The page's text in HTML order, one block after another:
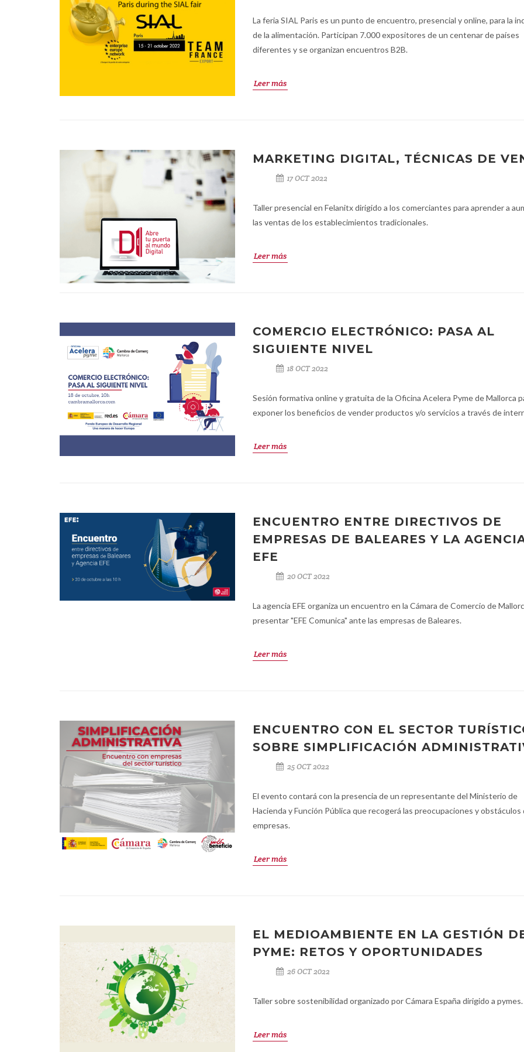
La feria SIAL Paris es un punto de encuentro, presencial y online, para la
de la alimentación. Participan 7.000 expositores de un centenar de países
diferentes y se organizan encuentros B2B.
Leer más
MARKETING DIGITAL, TÉCNICAS DE
17 OCT 2022
Taller presencial en Felanitx dirigido a los comerciantes para aprender a
las ventas de los establecimientos tradicionales.
Leer más
COMERCIO ELECTRÓNICO: PASA AL
SIGUIENTE NIVEL
18 OCT 2022
Sesión formativa online y gratuita de la Oficina Acelera Pyme de Mallorca
exponer los beneficios de vender productos y/o servicios a través de
Leer más
ENCUENTRO ENTRE DIRECTIVOS DE
EMPRESAS DE BALEARES Y LA
EFE
20 OCT 2022
La agencia EFE organiza un encuentro en la Cámara de Comercio de
presentar "EFE Comunica" ante las empresas de Baleares.
Leer más
ENCUENTRO CON EL SECTOR
SOBRE SIMPLIFICACIÓN
25 OCT 2022
El evento contará con la presencia de un representante del Ministerio de
Hacienda y Función Pública que recogerá las preocupaciones y obstáculos
empresas.
Leer más
EL MEDIOAMBIENTE EN LA GESTIÓN
PYME: RETOS Y OPORTUNIDADES
26 OCT 2022
Taller sobre sostenibilidad organizado por Cámara España dirigido a pymes.
Leer más